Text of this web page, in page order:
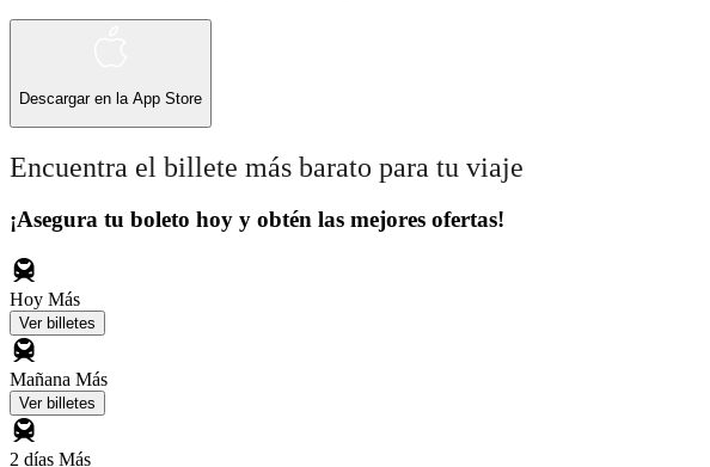
Descargar en la App Store
Encuentra el billete más barato para tu viaje
¡Asegura tu boleto hoy y obtén las mejores ofertas!
Hoy Más
Ver billetes
Mañana Más
Ver billetes
2 días Más